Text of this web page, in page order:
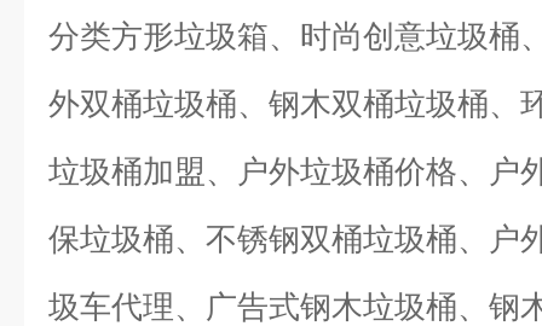
分类方形垃圾箱、时尚创意垃圾桶
外双桶垃圾桶、钢木双桶垃圾桶、
垃圾桶加盟、户外垃圾桶价格、户
保垃圾桶、不锈钢双桶垃圾桶、户
圾车代理、广告式钢木垃圾桶、钢